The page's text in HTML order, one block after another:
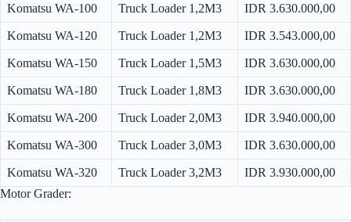
Komatsu WA-100 Truck Loader 1,2M3 IDR 3.630.000,00
Komatsu WA-120 Truck Loader 1,2M3 IDR 3.543.000,00
Komatsu WA-150 Truck Loader 1,5M3 IDR 3.630.000,00
Komatsu WA-180 Truck Loader 1,8M3 IDR 3.630.000,00
Komatsu WA-200 Truck Loader 2,0M3 IDR 3.940.000,00
Komatsu WA-300 Truck Loader 3,0M3 IDR 3.630.000,00
Komatsu WA-320 Truck Loader 3,2M3
IDR 3.930.000,00
Motor Grader: